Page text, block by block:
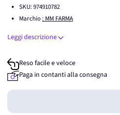
SKU:974910782
Marchio : MM FARMA
Leggi descrizione
Reso facile e veloce
Paga in contanti alla consegna
Guadagna